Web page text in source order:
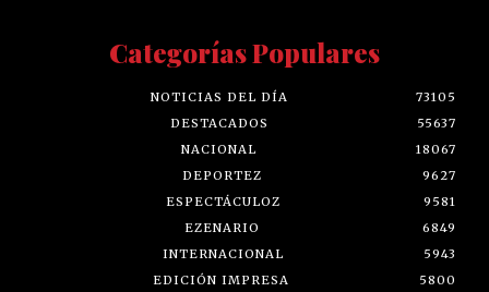
Categorías Populares
NOTICIAS DEL DÍA
73105
DESTACADOS
55637
NACIONAL
18067
DEPORTEZ
9627
ESPECTÁCULOZ
9581
EZENARIO
6849
INTERNACIONAL
5943
EDICIÓN IMPRESA
5800